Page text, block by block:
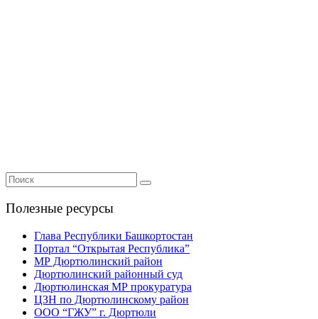
Полезные ресурсы
Глава Республики Башкортостан
Портал “Открытая Республика”
МР Дюртюлинский район
Дюртюлинский районный суд
Дюртюлинская МР прокуратура
ЦЗН по Дюртюлинскому район
ООО “ГЖУ” г. Дюртюли